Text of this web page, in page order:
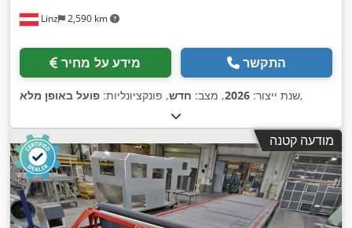
Linz 2,590 km
מידע על מחיר התקשר
שנת ייצור: 2026, מצב: חדש, פונקציונליות: פועל באופן מלא ,
מודעה קטנה